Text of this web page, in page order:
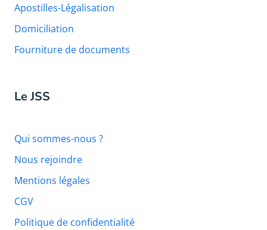
Apostilles-Légalisation
Domiciliation
Fourniture de documents
Le JSS
Qui sommes-nous ?
Nous rejoindre
Mentions légales
CGV
Politique de confidentialité